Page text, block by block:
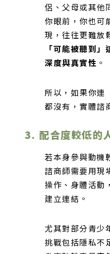
侶、父母或其他
你眼前，你也可
現，往往更難放
「可能被聽到
深度與真實性 。
所以，如果你連
都沒有，實體諮
3. 配合度較低的
若本身參與動機
諮商師需要用現
操作、身體活動
建立連結。
尤其對部分青少
挑戰包括隱私不